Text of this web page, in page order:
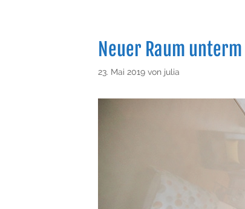
Neuer Raum unterm
23. Mai 2019 von julia